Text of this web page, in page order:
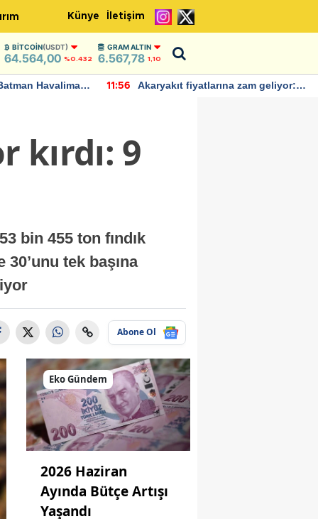
Künye İletişim
BITCOIN(USDT)
64.564,00 %0.432
GRAM ALTIN
6.567,78 1,10
Havalimanı
11:56
Akaryakıt fiyatlarına zam geliyor:
kırdı: 9
bin 455 ton fındık
tek başına
Abone Ol
Eko Gündem
2026 Haziran
Ayında Bütçe Artışı
Yaşandı